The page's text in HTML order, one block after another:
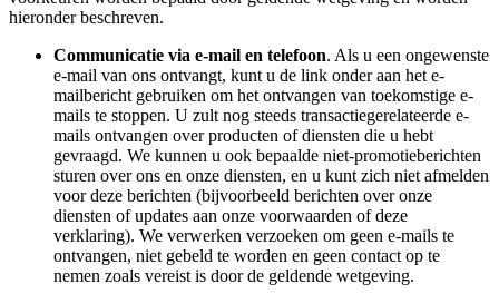
hieronder beschreven.
Communicatie via e-mail en telefoon. Als u een ongewenste
e-mail van ons ontvangt, kunt u de link onder aan het e-
mailbericht gebruiken om het ontvangen van toekomstige e-
mails te stoppen. U zult nog steeds transactiegerelateerde e-
mails ontvangen over producten of diensten die u hebt
gevraagd. We kunnen u ook bepaalde niet-promotieberichten
sturen over ons en onze diensten, en u kunt zich niet afmelden
voor deze berichten (bijvoorbeeld berichten over onze
diensten of updates aan onze voorwaarden of deze
verklaring). We verwerken verzoeken om geen e-mails te
ontvangen, niet gebeld te worden en geen contact op te
nemen zoals vereist is door de geldende wetgeving.